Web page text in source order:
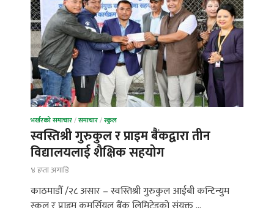
भर्खरको समाचार/समाचार/स्कुल
स्वस्तिश्री गुरुकुल र प्राइम बैंकद्वारा तीन
विद्यालयलाई शैक्षिक सहयोग
४ हप्ता अगाडि
काठमाडौँ /२८ असार – स्वस्तिश्री गुरुकुल आईबी कन्टिन्युम